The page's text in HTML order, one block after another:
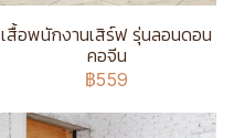
เสื้อพนักงานเสิร์ฟ รุ่นลอนดอน
คอจีน
฿559